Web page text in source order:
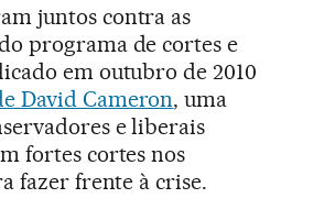
juntos contra as
programa de cortes e
em outubro de 2010
David Cameron, uma
e liberais
fortes cortes nos
fazer frente à crise.